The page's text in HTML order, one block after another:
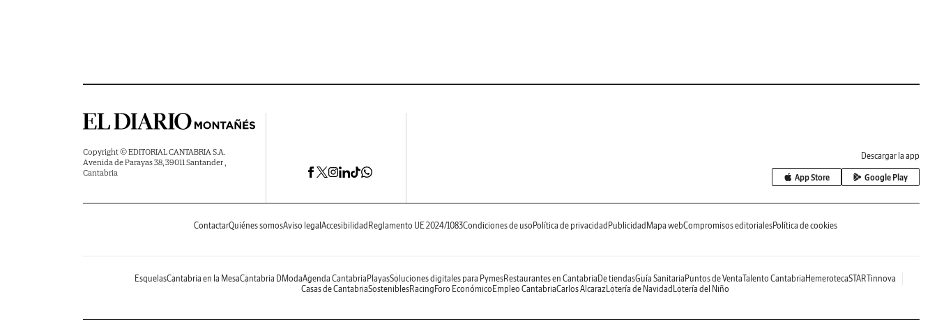
Copyright © EDITORIAL CANTABRIA S.A.
Avenida de Parayas 38, 39011 Santander ,
Cantabria
Descargar la app
App Store Google Play
ContactarQuiénes somosAviso legal Accesibilidad Reglamento UE 2024/1083Condiciones de uso Política de privacidad Publicidad Mapa webCompromisos editorialesPolítica de cookies
EsquelasCantabria en la MesaCantabria DModaAgenda Cantabria PlayasSoluciones digitales para PymesRestaurantes en Cantabria De tiendasGuía Sanitaria Puntos de VentaTalento Cantabria HemerotecaSTARTinnova
Casas de CantabriaSosteniblesRacing Foro Económico Empleo CantabriaCarlos AlcarazLotería de Navidad Lotería del Niño